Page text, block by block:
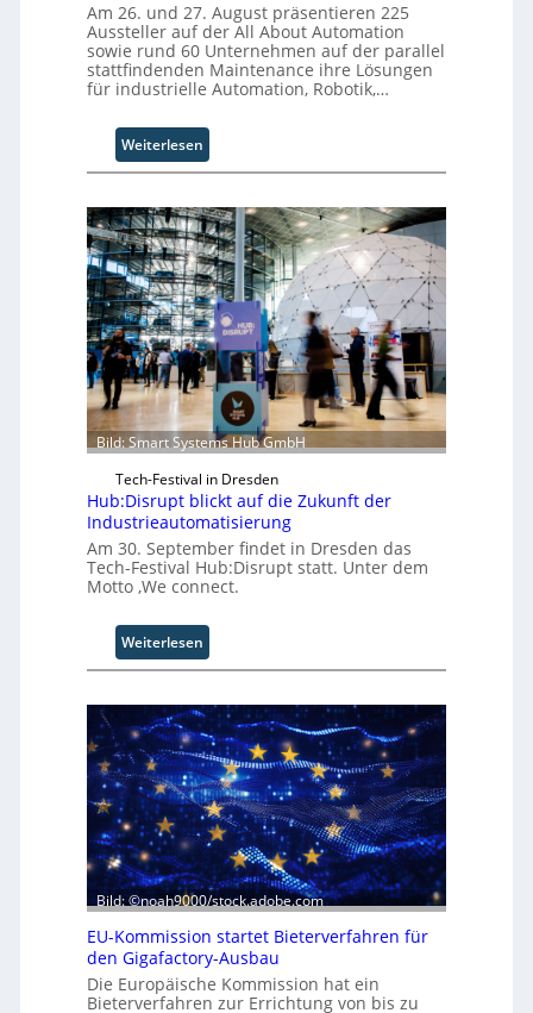
Am 26. und 27. August präsentieren 225
Aussteller auf der All About Automation
sowie rund 60 Unternehmen auf der parallel
stattfindenden Maintenance ihre Lösungen
für industrielle Automation, Robotik,…
Weiterlesen:
A
A
Z
ü
r
i
c
h
:
T
r
e
f
p
u
n
k
t
ü
r
r
a
x
i
s
n
a
h
e
A
u
t
o
m
Bild: Smart Systems Hub GmbH
Tech-Festival in Dresden
Hub:Disrupt blickt auf die Zukunft der
Industrieautomatisierung
Am 30. September findet in Dresden das
Tech-Festival Hub:Disrupt statt. Unter dem
Motto ‚We connect.
Weiterlesen:
H
b
:
D
i
s
r
u
p
t
b
l
i
c
k
Bild: ©noah9000/stock.adobe.com
EU-Kommission startet Bieterverfahren für
den Gigafactory-Ausbau
Die Europäische Kommission hat ein
Bieterverfahren zur Errichtung von bis zu